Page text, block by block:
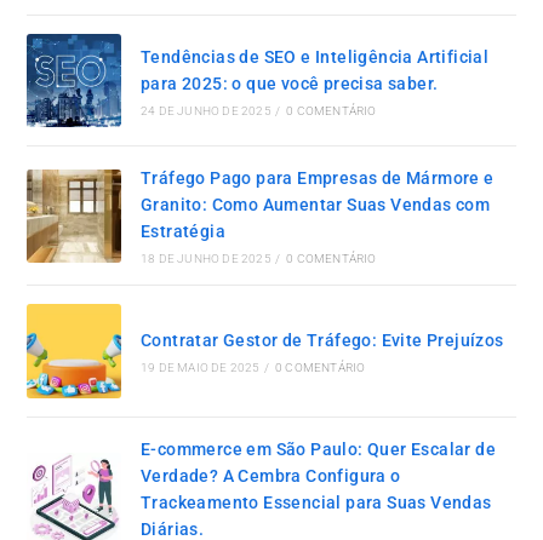
Tendências de SEO e Inteligência Artificial
para 2025: o que você precisa saber.
24 DE JUNHO DE 2025 / 0 COMENTÁRIO
Tráfego Pago para Empresas de Mármore e
Granito: Como Aumentar Suas Vendas com
Estratégia
18 DE JUNHO DE 2025 / 0 COMENTÁRIO
Contratar Gestor de Tráfego: Evite Prejuízos
19 DE MAIO DE 2025 / 0 COMENTÁRIO
E-commerce em São Paulo: Quer Escalar de
Verdade? A Cembra Configura o
Trackeamento Essencial para Suas Vendas
Diárias.